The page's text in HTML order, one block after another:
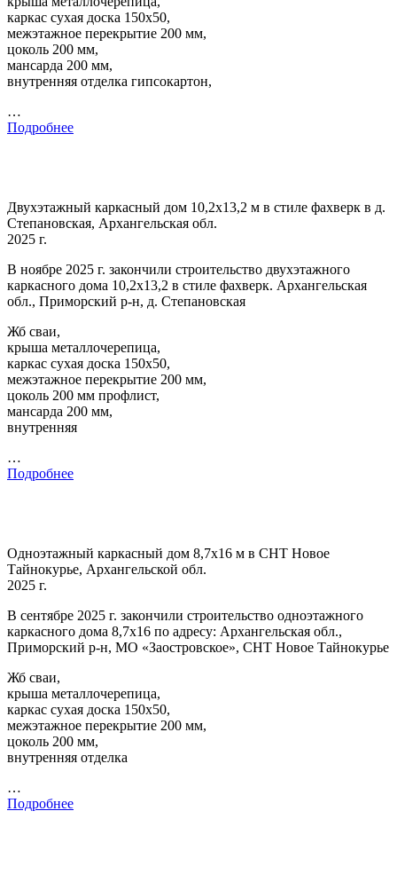
каркас сухая доска 150х50,
межэтажное перекрытие 200 мм,
цоколь 200 мм,
мансарда 200 мм,
внутренняя отделка гипсокартон,
…
Подробнее
Двухэтажный каркасный дом 10,2х13,2 м в стиле фахверк в д.
Степановская, Архангельская обл.
2025 г.
В ноябре 2025 г. закончили строительство двухэтажного
каркасного дома 10,2х13,2 в стиле фахверк. Архангельская
обл., Приморский р-н, д. Степановская
Жб сваи,
крыша металлочерепица,
каркас сухая доска 150х50,
межэтажное перекрытие 200 мм,
цоколь 200 мм профлист,
мансарда 200 мм,
внутренняя
…
Подробнее
Одноэтажный каркасный дом 8,7х16 м в СНТ Новое
Тайнокурье, Архангельской обл.
2025 г.
В сентябре 2025 г. закончили строительство одноэтажного
каркасного дома 8,7х16 по адресу: Архангельская обл.,
Приморский р-н, МО «Заостровское», СНТ Новое Тайнокурье
Жб сваи,
крыша металлочерепица,
каркас сухая доска 150х50,
межэтажное перекрытие 200 мм,
цоколь 200 мм,
внутренняя отделка
…
Подробнее